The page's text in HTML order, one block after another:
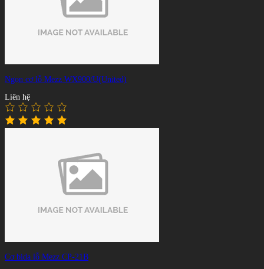
Ngọn cơ lỗ Mezz WX900/U(United)
Liên hệ
Cơ bida lỗ Mezz CP-21B